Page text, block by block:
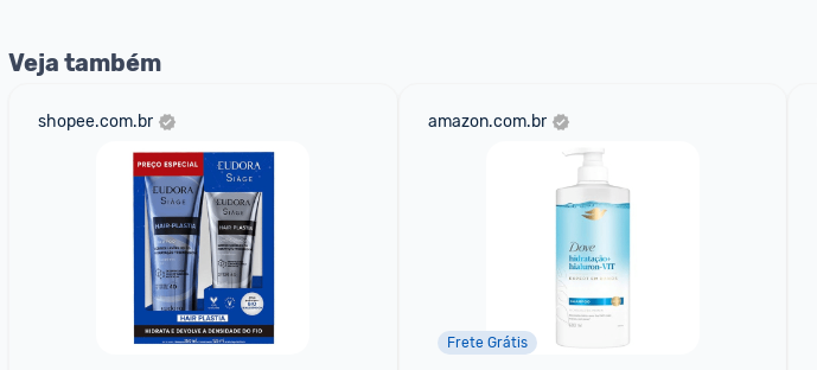
Veja também
shopee.com.br amazon.com.br
Frete Grátis